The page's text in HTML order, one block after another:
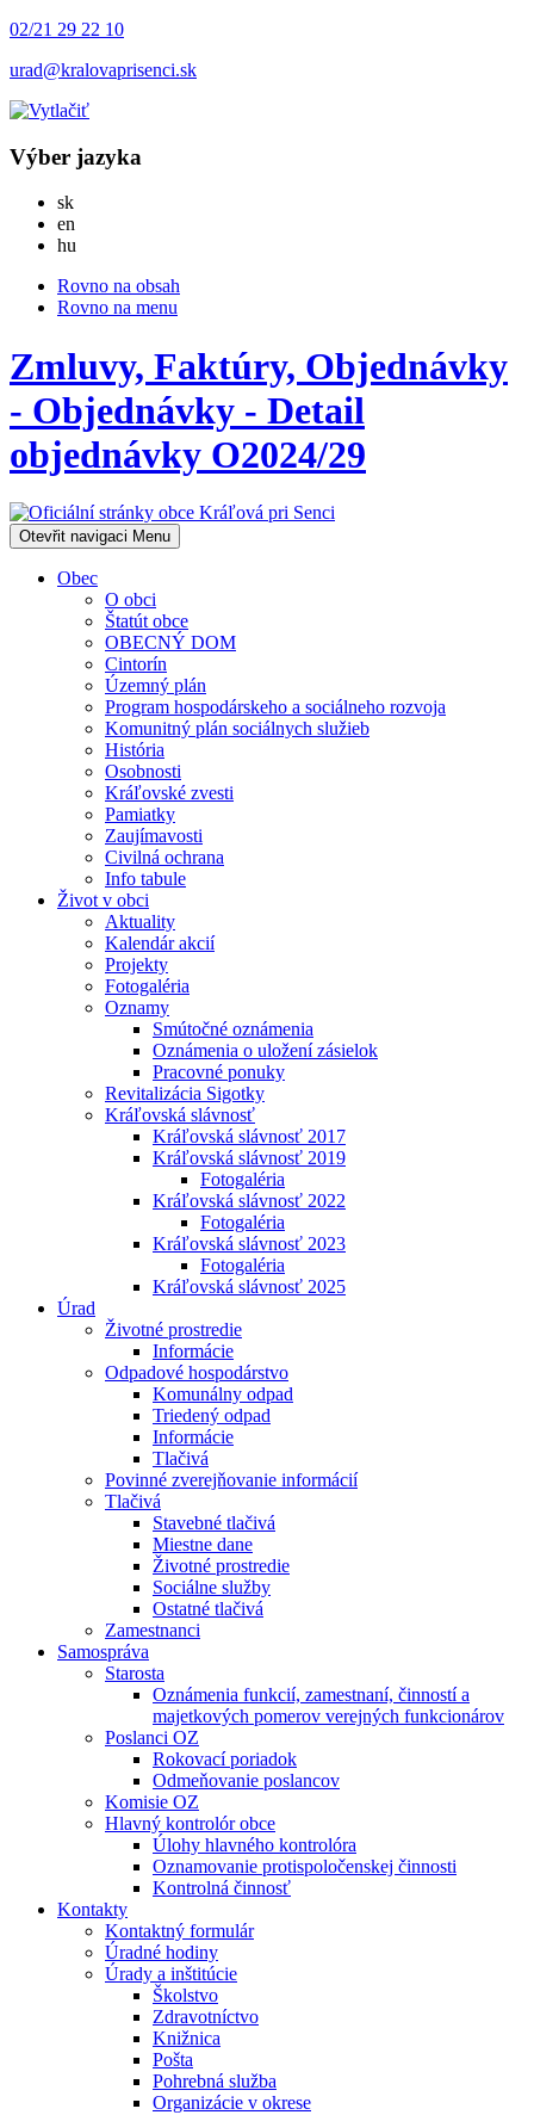
02/21 29 22 10
urad@kralovaprisenci.sk
Výber jazyka
skSlovensky
en
hu
Rovno na obsah
Rovno na menu
Zmluvy, Faktúry, Objednávky
- Objednávky - Detail
objednávky O2024/29
Otevřit navigaci Menu
Obec
O obci
Štatút obce
OBECNÝ DOM
Cintorín
Územný plán
Program hospodárskeho a sociálneho rozvoja
Komunitný plán sociálnych služieb
História
Osobnosti
Kráľovské zvesti
Pamiatky
Zaujímavosti
Civilná ochrana
Info tabule
Život v obci
Aktuality
Kalendár akcií
Projekty
Fotogaléria
Oznamy
Smútočné oznámenia
Oznámenia o uložení zásielok
Pracovné ponuky
Revitalizácia Sigotky
Kráľovská slávnosť
Kráľovská slávnosť 2017
Kráľovská slávnosť 2019
Fotogaléria
Kráľovská slávnosť 2022
Fotogaléria
Kráľovská slávnosť 2023
Fotogaléria
Kráľovská slávnosť 2025
Úrad
Životné prostredie
Informácie
Odpadové hospodárstvo
Komunálny odpad
Triedený odpad
Informácie
Tlačivá
Povinné zverejňovanie informácií
Tlačivá
Stavebné tlačivá
Miestne dane
Životné prostredie
Sociálne služby
Ostatné tlačivá
Zamestnanci
Samospráva
Starosta
Oznámenia funkcií, zamestnaní, činností a
majetkových pomerov verejných funkcionárov
Poslanci OZ
Rokovací poriadok
Odmeňovanie poslancov
Komisie OZ
Hlavný kontrolór obce
Úlohy hlavného kontrolóra
Oznamovanie protispoločenskej činnosti
Kontrolná činnosť
Kontakty
Kontaktný formulár
Úradné hodiny
Úrady a inštitúcie
Školstvo
Zdravotníctvo
Knižnica
Pošta
Pohrebná služba
Organizácie v okrese